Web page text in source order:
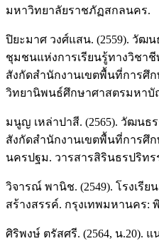
มหาวิทยาลัยราชภัฏสกลนคร.
ปิยะมาศ วงศ์แสน. (2559). วั
ชุมชนแห่งการเรียนรู้ทางวิชา
สังกัดสำนักงานเขตพื้นที่การศึ
วิทยานิพนธ์ศึกษาศาสตรมหา
มนูญ เหล่าปาสี. (2565). วัฒน
สังกัดสำนักงานเขตพื้นที่การศึ
นครปฐม. วารสารสิรินธรปริทรร
วิจารณ์ พานิช. (2549). โรงเรี
สร้างสรรค์. กรุงเทพมหานคร:
ศิริพงษ์ ตรัสศรี. (2564, น.20).